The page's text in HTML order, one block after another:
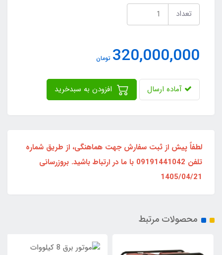
تعداد
320,000,000 تومان
آماده ارسال
لطفاً پیش از ثبت سفارش جهت هماهنگی، از طریق شماره
تلفن 09191441042 با ما در ارتباط باشید. بروزرسانی
1405/04/21
محصولات مرتبط